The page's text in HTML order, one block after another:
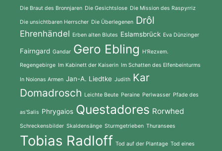
Die Braut des Bronnjaren Die Gesichtslose Die Mission des Raspyrriz
Die unsichtbaren Herrscher Die Überlegenen Drôl
Ehrenhändel Erben alten Blutes Eslamsbrück Eva Dünzinger
Fairngard Gandar Gero Ebling H'Rezxem.
Regengebirge Im Kabinett der Kaiserin Im Schatten des Elfenbeinturms
In Noionas Armen Jan-A. Liedtke Judith Kar
Domadrosch Leichte Beute Peraine Perlwasser Pfade des
as'Salis Phrygaios Questadores Rorwhed
Schreckensbilder Skaldensänge Sturmgetrieben Thuransees
Tobias Radloff Tod auf der Plantage Tod eines